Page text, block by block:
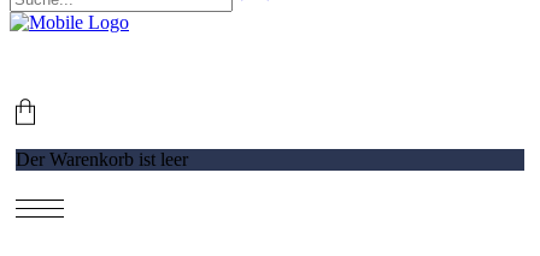
Der Warenkorb ist leer